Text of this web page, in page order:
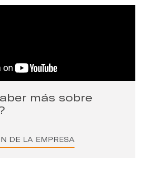
más sobre
DE LA EMPRESA